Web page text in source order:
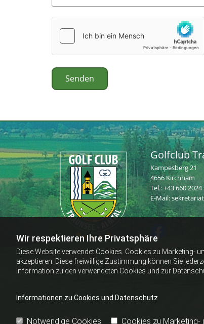
Wir respektieren Ihre Privatsphäre
Diese Website verwendet Cookies. Cookies zu Marketing-
akzeptieren. Diese freiwillige Zustimmung können Sie
Information zu den verwendeten Cookies und zur
Informationen zu Cookies und Datenschutz
Notwendige Cookies Cookies zu Marketing-
Golfclub
Kampesberg 21
4656 Kirchham
Tel.:+43 660 2024
E-Mail: